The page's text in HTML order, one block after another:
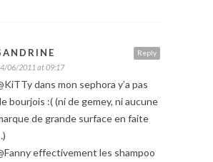
Reply
06/2011 at 09:17
dans mon sephora y’a pas
bourjois :( (ni de gemey, ni aucune
de grande surface en faite
effectivement les shampoo